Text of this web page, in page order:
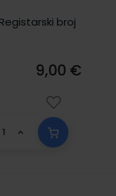
Registarski broj
9,00 €